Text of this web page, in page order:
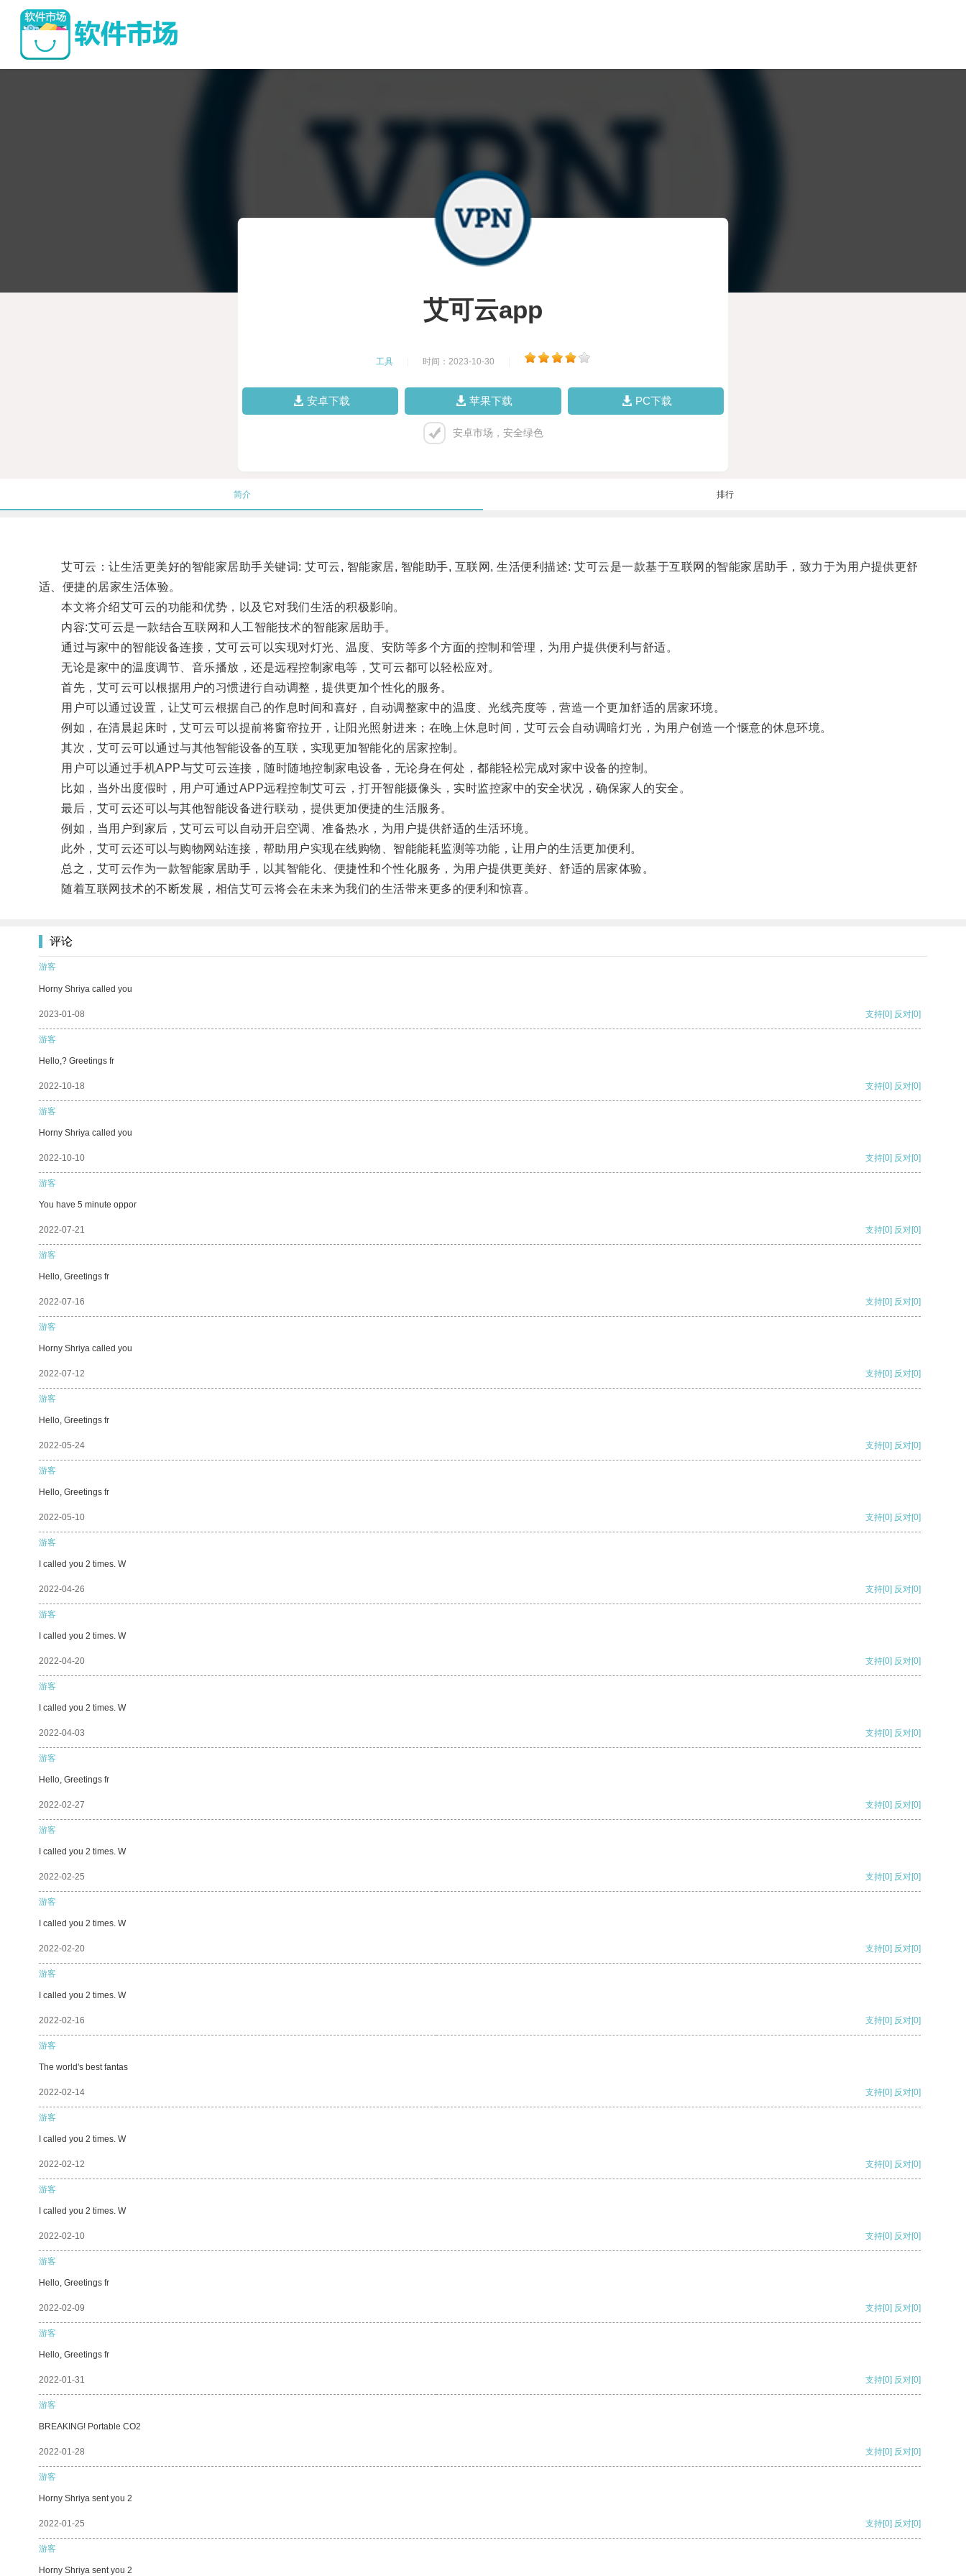
艾可云app
工具 时间：2023-10-30
安卓下载 苹果下载 PC下载
安卓市场，安全绿色
简介 排行
艾可云：让生活更美好的智能家居助手关键词: 艾可云, 智能家居, 智能助手, 互联网, 生活便利描述: 艾可云是一款基于互联网的智能家居助手，致力于为用户提供更舒
适、便捷的居家生活体验。
本文将介绍艾可云的功能和优势，以及它对我们生活的积极影响。
内容:艾可云是一款结合互联网和人工智能技术的智能家居助手。
通过与家中的智能设备连接，艾可云可以实现对灯光、温度、安防等多个方面的控制和管理，为用户提供便利与舒适。
无论是家中的温度调节、音乐播放，还是远程控制家电等，艾可云都可以轻松应对。
首先，艾可云可以根据用户的习惯进行自动调整，提供更加个性化的服务。
用户可以通过设置，让艾可云根据自己的作息时间和喜好，自动调整家中的温度、光线亮度等，营造一个更加舒适的居家环境。
例如，在清晨起床时，艾可云可以提前将窗帘拉开，让阳光照射进来；在晚上休息时间，艾可云会自动调暗灯光，为用户创造一个惬意的休息环境。
其次，艾可云可以通过与其他智能设备的互联，实现更加智能化的居家控制。
用户可以通过手机APP与艾可云连接，随时随地控制家电设备，无论身在何处，都能轻松完成对家中设备的控制。
比如，当外出度假时，用户可通过APP远程控制艾可云，打开智能摄像头，实时监控家中的安全状况，确保家人的安全。
最后，艾可云还可以与其他智能设备进行联动，提供更加便捷的生活服务。
例如，当用户到家后，艾可云可以自动开启空调、准备热水，为用户提供舒适的生活环境。
此外，艾可云还可以与购物网站连接，帮助用户实现在线购物、智能能耗监测等功能，让用户的生活更加便利。
总之，艾可云作为一款智能家居助手，以其智能化、便捷性和个性化服务，为用户提供更美好、舒适的居家体验。
随着互联网技术的不断发展，相信艾可云将会在未来为我们的生活带来更多的便利和惊喜。
评论
游客
Horny Shriya called you
2023-01-08 支持[0] 反对[0]
游客
Hello,? Greetings fr
2022-10-18 支持[0] 反对[0]
游客
Horny Shriya called you
2022-10-10 支持[0] 反对[0]
游客
You have 5 minute oppor
2022-07-21 支持[0] 反对[0]
游客
Hello, Greetings fr
2022-07-16 支持[0] 反对[0]
游客
Horny Shriya called you
2022-07-12 支持[0] 反对[0]
游客
Hello, Greetings fr
2022-05-24 支持[0] 反对[0]
游客
Hello, Greetings fr
2022-05-10 支持[0] 反对[0]
游客
I called you 2 times. W
2022-04-26 支持[0] 反对[0]
游客
I called you 2 times. W
2022-04-20 支持[0] 反对[0]
游客
I called you 2 times. W
2022-04-03 支持[0] 反对[0]
游客
Hello, Greetings fr
2022-02-27 支持[0] 反对[0]
游客
I called you 2 times. W
2022-02-25 支持[0] 反对[0]
游客
I called you 2 times. W
2022-02-20 支持[0] 反对[0]
游客
I called you 2 times. W
2022-02-16 支持[0] 反对[0]
游客
The world's best fantas
2022-02-14 支持[0] 反对[0]
游客
I called you 2 times. W
2022-02-12 支持[0] 反对[0]
游客
I called you 2 times. W
2022-02-10 支持[0] 反对[0]
游客
Hello, Greetings fr
2022-02-09 支持[0] 反对[0]
游客
Hello, Greetings fr
2022-01-31 支持[0] 反对[0]
游客
BREAKING! Portable CO2
2022-01-28 支持[0] 反对[0]
游客
Horny Shriya sent you 2
2022-01-25 支持[0] 反对[0]
游客
Horny Shriya sent you 2